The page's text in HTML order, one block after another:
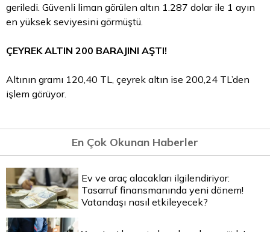
geriledi. Güvenli liman görülen altın 1.287 dolarile 1 ayın
en yüksek seviyesini görmüştü.
ÇEYREK ALTIN 200 BARAJINI AŞTI!
Altının gramı 120,40 TL, çeyrek altın ise 200,24 TL’den
işlem görüyor.
En Çok Okunan Haberler
Ev ve araç alacakları ilgilendiriyor:
Tasarruf finansmanında yeni dönem!
Vatandaşı nasıl etkileyecek?